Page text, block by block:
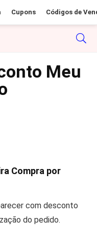
Cupons Códigos de
Meu
Compra por
com desconto
do pedido.